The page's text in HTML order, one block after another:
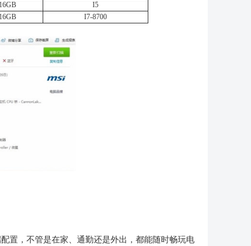
16GB
I5
16GB I7-8700
置，不管是在家、通勤还是外出，都能随时畅玩电